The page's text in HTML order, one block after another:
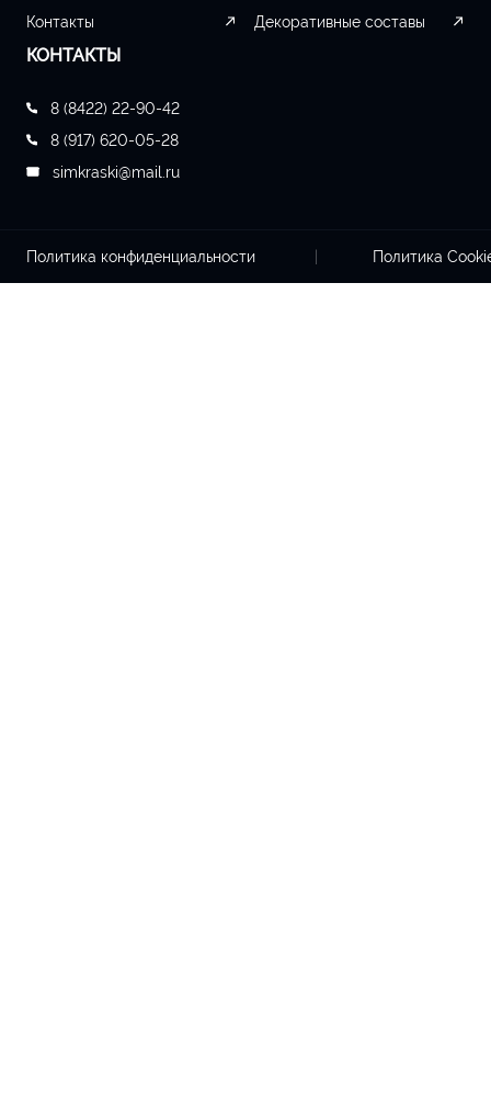
Контакты
Декоративные составы
КОНТАКТЫ
8 (8422) 22-90-42
8 (917) 620-05-28
simkraski@mail.ru
Политика конфиденциальности Политика